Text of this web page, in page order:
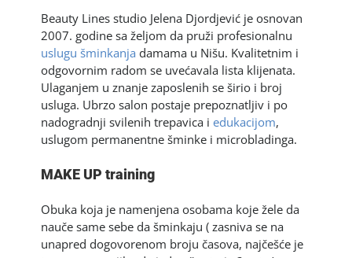
Beauty Lines studio Jelena Djordjević je osnovan
2007. godine sa željom da pruži profesionalnu
uslugu šminkanja damama u Nišu. Kvalitetnim i
odgovornim radom se uvećavala lista klijenata.
Ulaganjem u znanje zaposlenih se širio i broj
usluga. Ubrzo salon postaje prepoznatljiv i po
nadogradnji svilenih trepavica iedukacijom,
uslugom permanentne šminke i microbladinga.
MAKE UP training
Obuka koja je namenjena osobama koje žele da
nauče same sebe da šminkaju ( zasniva se na
unapred dogovorenom broju časova, najčešće je